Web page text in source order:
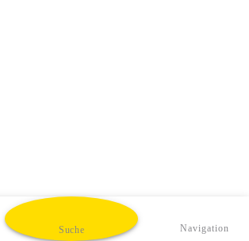
Suche Navigation